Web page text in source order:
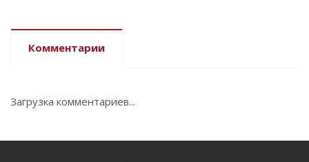
Комментарии
Загрузка комментариев...